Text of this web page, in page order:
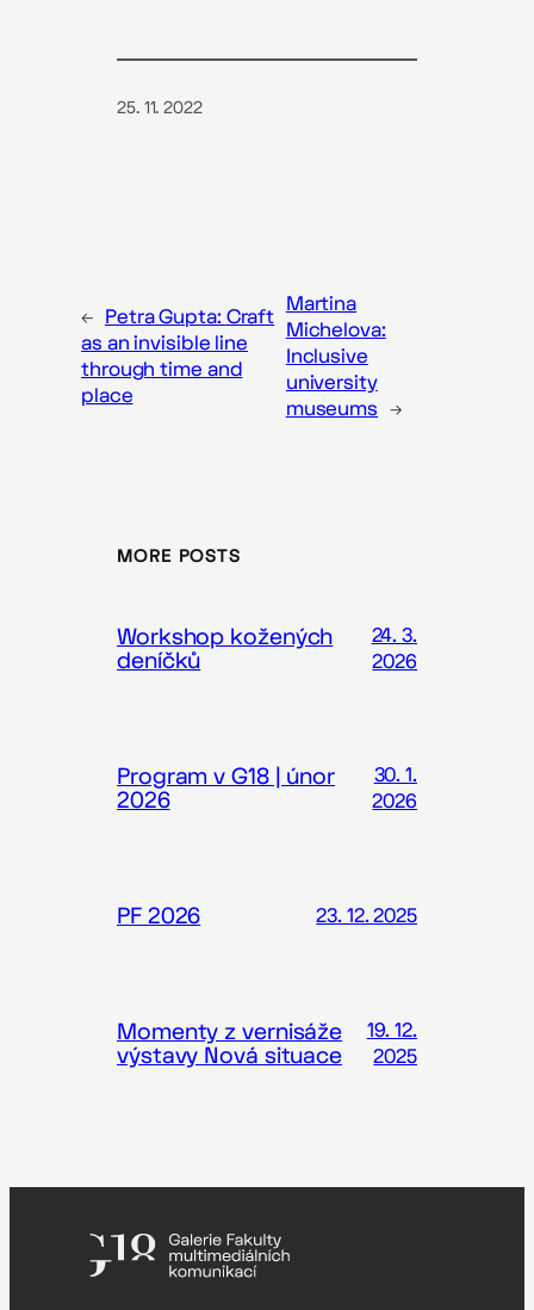
25. 11. 2022
← Petra Gupta: Craft
as an invisible line
through time and
place
Martina
Michelova:
Inclusive
university
museums →
MORE POSTS
Workshop kožených
deníčků
24. 3.
2026
Program v G18 | únor
2026
30. 1.
2026
PF 2026 23. 12. 2025
Momenty z vernisáže
výstavy Nová situace
19. 12.
2025